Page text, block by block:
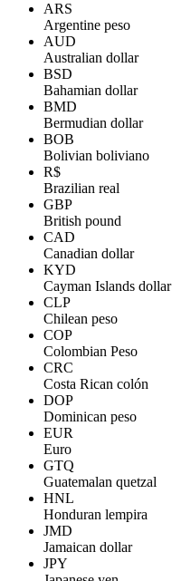
ARS
Argentine peso
AUD
Australian dollar
BSD
Bahamian dollar
BMD
Bermudian dollar
BOB
Bolivian boliviano
R$
Brazilian real
GBP
British pound
CAD
Canadian dollar
KYD
Cayman Islands dollar
CLP
Chilean peso
COP
Colombian Peso
CRC
Costa Rican colón
DOP
Dominican peso
EUR
Euro
GTQ
Guatemalan quetzal
HNL
Honduran lempira
JMD
Jamaican dollar
JPY